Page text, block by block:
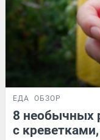
ЕДА ОБЗОР
8 необычных
с